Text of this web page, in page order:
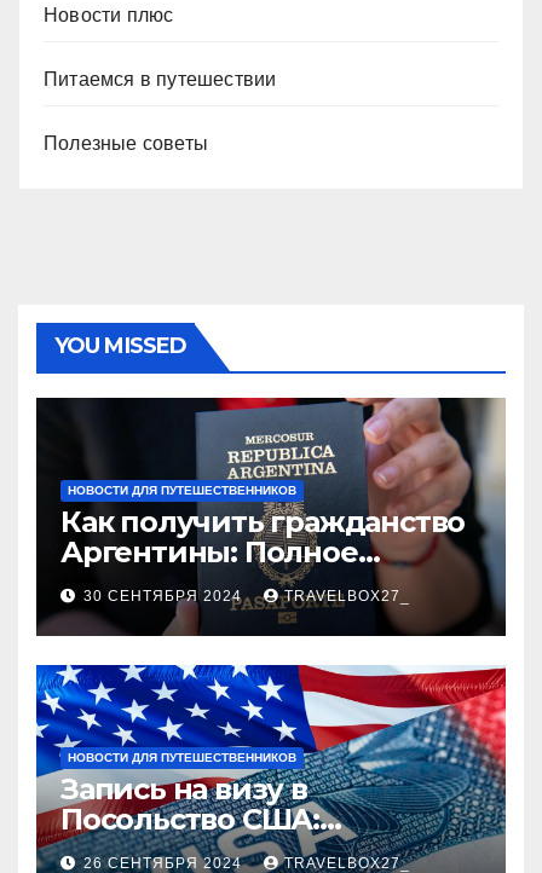
Новости плюс
Питаемся в путешествии
Полезные советы
YOU MISSED
НОВОСТИ ДЛЯ ПУТЕШЕСТВЕННИКОВ
Как получить гражданство
Аргентины: Полное
руководство
30 СЕНТЯБРЯ 2024 TRAVELBOX27_
НОВОСТИ ДЛЯ ПУТЕШЕСТВЕННИКОВ
Запись на визу в
Посольство США:
Пошаговое руководство
26 СЕНТЯБРЯ 2024 TRAVELBOX27_